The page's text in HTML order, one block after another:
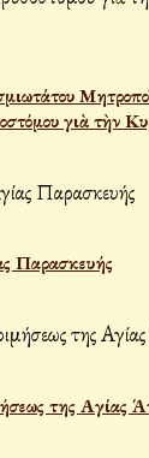
γιὰ τὴν
Παρασκευής
της Αγίας